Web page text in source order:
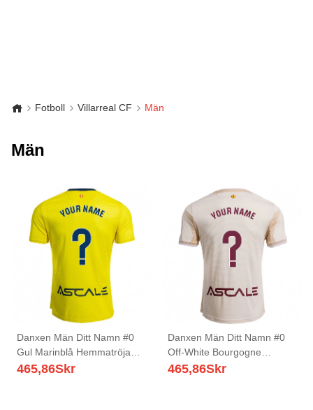
Fotboll Villarreal CF Män
Män
Danxen Män Ditt Namn #0
Gul Marinblå Hemmatröja
Matchtröjor 2025/26 Tröjor
465,86Skr
Danxen Män Ditt Namn #0
Off-White Bourgogne
Bortatröja Matchtröjor
465,86Skr